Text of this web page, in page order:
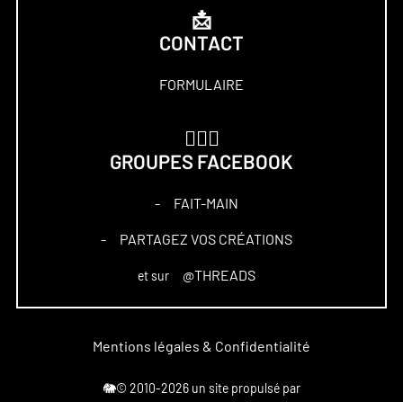
📩
CONTACT
FORMULAIRE
GROUPES FACEBOOK
– FAIT-MAIN
– PARTAGEZ VOS CRÉATIONS
et sur @THREADS
Mentions légales & Confidentialité
🐘© 2010-2026 un site propulsé par